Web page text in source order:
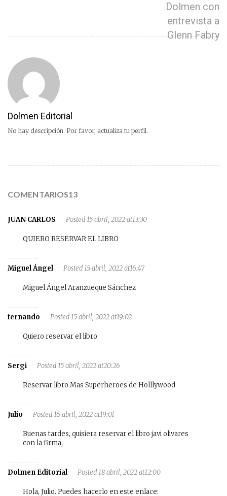
Dolmen con
entrevista a
Glenn Fabry
Dolmen Editorial
No hay descripción. Por favor, actualiza tu perfil.
COMENTARIOS13
JUAN CARLOS Posted 15 abril, 2022 at13:30
QUIERO RESERVAR EL LIBRO
Miguel Ángel Posted 15 abril, 2022 at16:47
Miguel Ángel Aranzueque Sánchez
fernando Posted 15 abril, 2022 at19:02
Quiero reservar el libro
Sergi Posted 15 abril, 2022 at20:26
Reservar libro Mas Superheroes de Holllywood
Julio Posted 16 abril, 2022 at19:01
Buenas tardes, quisiera reservar el libro javi olivares
con la firma,
Dolmen Editorial Posted 18 abril, 2022 at12:00
Hola, Julio. Puedes hacerlo en este enlace: